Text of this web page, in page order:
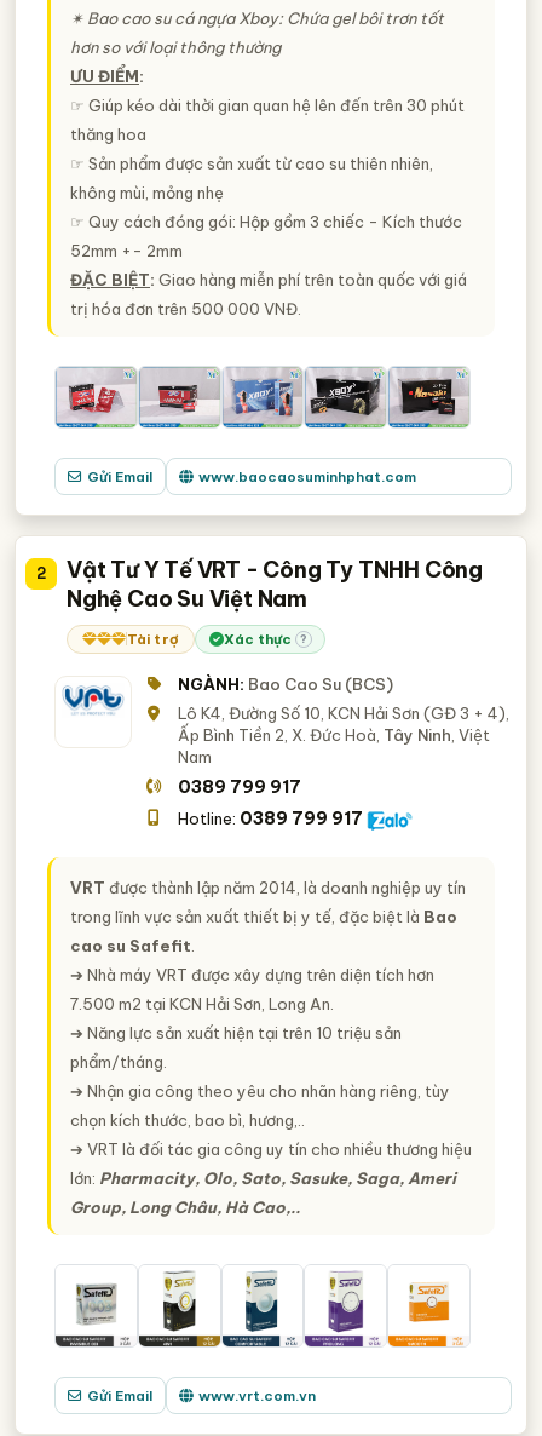
✴ Bao cao su cá ngựa Xboy: Chứa gel bôi trơn tốt
hơn so với loại thông thường
ƯU ĐIỂM:
☞ Giúp kéo dài thời gian quan hệ lên đến trên 30 phút
thăng hoa
☞ Sản phẩm được sản xuất từ cao su thiên nhiên,
không mùi, mỏng nhẹ
☞ Quy cách đóng gói: Hộp gồm 3 chiếc - Kích thước
52mm +- 2mm
ĐẶC BIỆT: Giao hàng miễn phí trên toàn quốc với giá
trị hóa đơn trên 500 000 VNĐ.
Gửi Email www.baocaosuminhphat.com
2
Vật Tư Y Tế VRT - Công Ty TNHH Công
Nghệ Cao Su Việt Nam
Tài trợ Xác thực ?
NGÀNH: Bao Cao Su (BCS)
Lô K4, Đường Số 10, KCN Hải Sơn (GĐ 3 + 4),
Ấp Bình Tiền 2, X. Đức Hoà, Tây Ninh , Việt
Nam
0389 799 917
Hotline: 0389 799 917
VRT được thành lập năm 2014, là doanh nghiệp uy tín
trong lĩnh vực sản xuất thiết bị y tế, đặc biệt là Bao
cao su Safefit
➔ Nhà máy VRT được xây dựng trên diện tích hơn
7.500 m2 tại KCN Hải Sơn, Long An.
➔ Năng lực sản xuất hiện tại trên 10 triệu sản
phẩm/tháng.
➔ Nhận gia công theo yêu cho nhãn hàng riêng, tùy
chọn kích thước, bao bì, hương,..
➔ VRT là đối tác gia công uy tín cho nhiều thương hiệu
lớn: Pharmacity, Olo, Sato, Sasuke, Saga, Ameri
Group, Long Châu, Hà Cao,..
Gửi Email www.vrt.com.vn